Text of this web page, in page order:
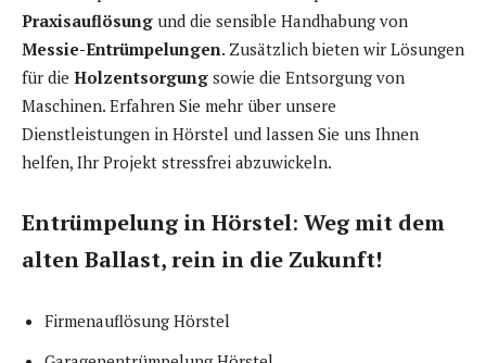
Praxisauflösung und die sensible Handhabung von
Messie-Entrümpelungen. Zusätzlich bieten wir Lösungen
für die Holzentsorgung sowie die Entsorgung von
Maschinen. Erfahren Sie mehr über unsere
Dienstleistungen in Hörstel und lassen Sie uns Ihnen
helfen, Ihr Projekt stressfrei abzuwickeln.
Entrümpelung in Hörstel: Weg mit dem
alten Ballast, rein in die Zukunft!
Firmenauflösung Hörstel